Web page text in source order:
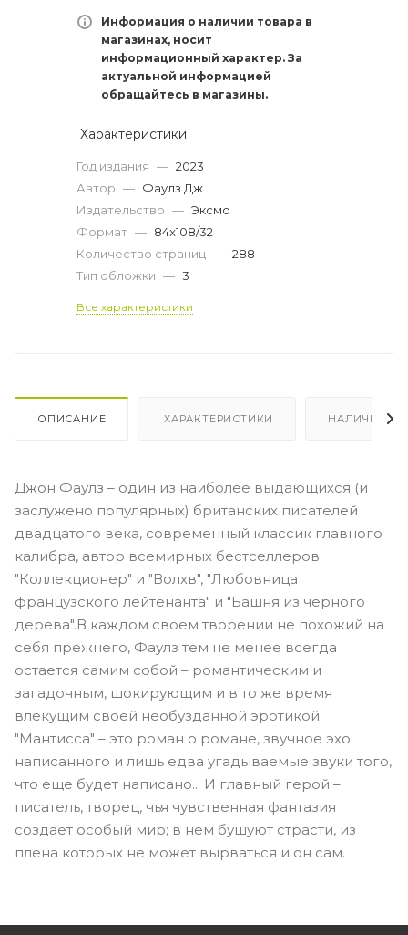
Информация о наличии товара в
магазинах, носит
информационный характер. За
актуальной информацией
обращайтесь в магазины.
Характеристики
Год издания — 2023
Автор — Фаулз Дж.
Издательство — Эксмо
Формат — 84x108/32
Количество страниц — 288
Тип обложки — 3
Все характеристики
ОПИСАНИЕ ХАРАКТЕРИСТИКИ НАЛИЧИЕ
Джон Фаулз – один из наиболее выдающихся (и
заслужено популярных) британских писателей
двадцатого века, современный классик главного
калибра, автор всемирных бестселлеров
"Коллекционер" и "Волхв", "Любовница
французского лейтенанта" и "Башня из черного
дерева".В каждом своем творении не похожий на
себя прежнего, Фаулз тем не менее всегда
остается самим собой – романтическим и
загадочным, шокирующим и в то же время
влекущим своей необузданной эротикой.
"Мантисса" – это роман о романе, звучное эхо
написанного и лишь едва угадываемые звуки того,
что еще будет написано... И главный герой –
писатель, творец, чья чувственная фантазия
создает особый мир; в нем бушуют страсти, из
плена которых не может вырваться и он сам.